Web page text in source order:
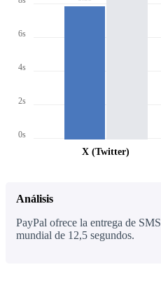
6s
4s
2s
0s
X (Twitter)
Análisis
PayPal ofrece la entrega de
mundial de 12,5 segundos.